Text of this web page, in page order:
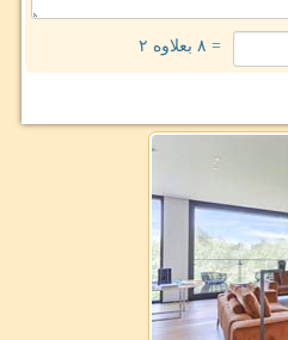
= ۸ بعلاوه ۲